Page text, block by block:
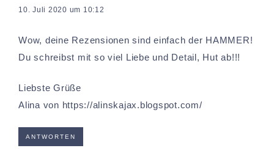
10. Juli 2020 um 10:12
Wow, deine Rezensionen sind einfach der HAMMER!
Du schreibst mit so viel Liebe und Detail, Hut ab!!!
Liebste Grüße
Alina von https://alinskajax.blogspot.com/
ANTWORTEN